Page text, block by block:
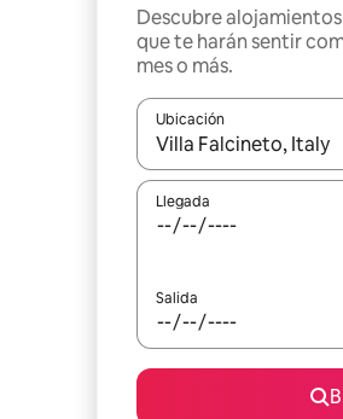
Descubre
que te harán sentir
mes o más.
Ubicación
Cuando los resultados
Llegada
Salida